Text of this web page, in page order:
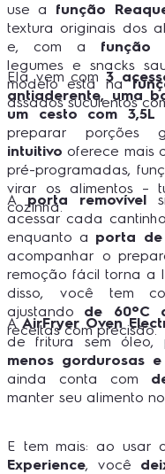
use a função
textura originais dos
e, com a função
legumes e snacks
modelo está na
assados suculentos
Ela vem com 3
antiaderente, uma
um cesto com 3,5L
preparar porções
intuitivo oferece mais
pré-programadas,
virar os alimentos –
cozinha.
A porta removível
acessar cada
enquanto a porta
acompanhar o
remoção fácil torna a
disso, você tem
ajustando de 60ºC
receitas com precisão.
A AirFryer Oven
de fritura sem óleo,
menos gordurosas
ainda conta com
manter seu alimento
E tem mais: ao usar
Experience, você